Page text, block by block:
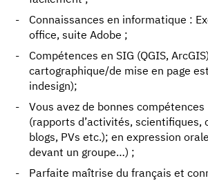
Connaissances en informatique :
office, suite Adobe ;
Compétences en SIG (QGIS,
cartographique/de mise en page
indesign);
Vous avez de bonnes
(rapports d’activités, scientifiques,
blogs, PVs etc.); en expression
devant un groupe…) ;
Parfaite maîtrise du français et